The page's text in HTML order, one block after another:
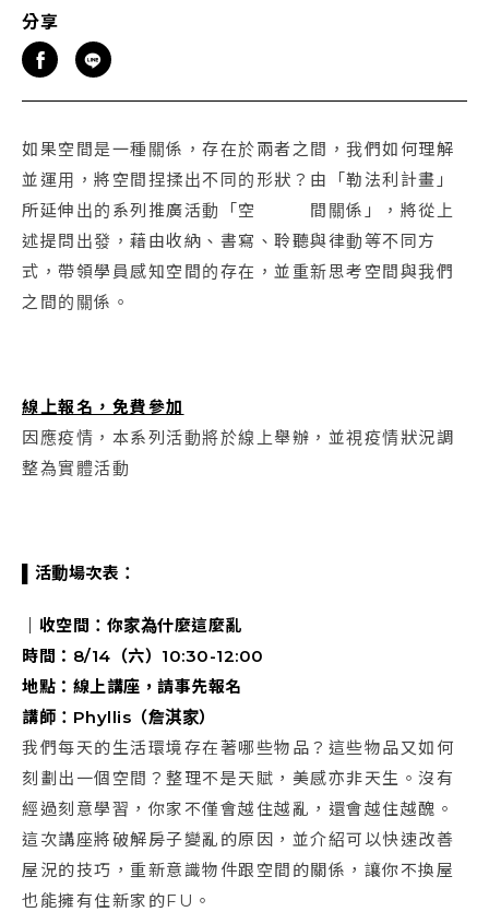
分享
如果空間是一種關係，存在於兩者之間，我們如何理解
並運用，將空間捏揉出不同的形狀？由「勒法利計畫」
所延伸出的系列推廣活動「空 間關係」，將從上
述提問出發，藉由收納、書寫、聆聽與律動等不同方
式，帶領學員感知空間的存在，並重新思考空間與我們
之間的關係。
線上報名，免費參加
因應疫情，本系列活動將於線上舉辦，並視疫情狀況調
整為實體活動
活動場次表：
收空間：你家為什麼這麼亂
時間：8/14（六）10:30-12:00
地點：線上講座，請事先報名
講師：Phyllis（詹淇家）
我們每天的生活環境存在著哪些物品？這些物品又如何
刻劃出一個空間？整理不是天賦，美感亦非天生。沒有
經過刻意學習，你家不僅會越住越亂，還會越住越醜。
這次講座將破解房子變亂的原因，並介紹可以快速改善
屋況的技巧，重新意識物件跟空間的關係，讓你不換屋
也能擁有住新家的FU。